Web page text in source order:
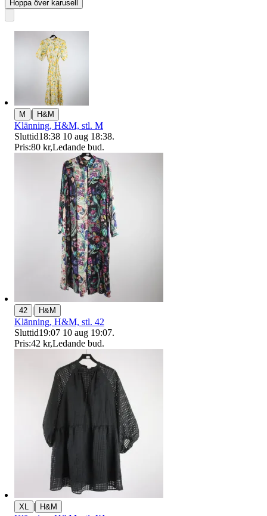
Hoppa över karusell
M | H&M
Klänning, H&M, stl. M
Sluttid18:38 10 aug 18:38.
Pris:80 kr,Ledande bud.
42 | H&M
Klänning, H&M, stl. 42
Sluttid19:07 10 aug 19:07.
Pris:42 kr,Ledande bud.
XL | H&M